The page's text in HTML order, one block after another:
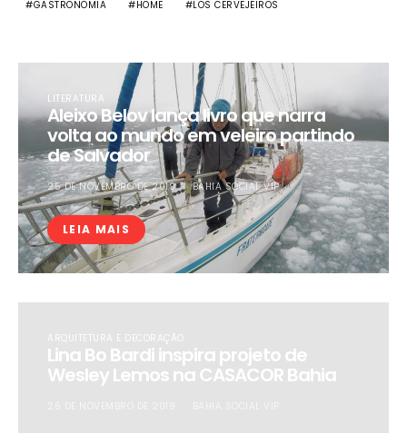
GASTRONOMIA HOME LOS CERVEJEIROS
LITERATURA
Aleixo Belov lança livro que narra
volta ao mundo em veleiro partindo
de Salvador
25 DE NOVEMBRO DE 2019 BAHIA SOCIAL VIP
LEIA MAIS
ARQUITETURA E DECORAÇÃO
Lina Bo Bardi inspira projeto de
Wesley Lemos na CASACOR Bahia